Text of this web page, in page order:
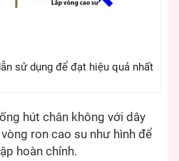
sử dụng để đạt hiệu quả nhất
hút chân không với dây
ron cao su như hình để
hoàn chỉnh.